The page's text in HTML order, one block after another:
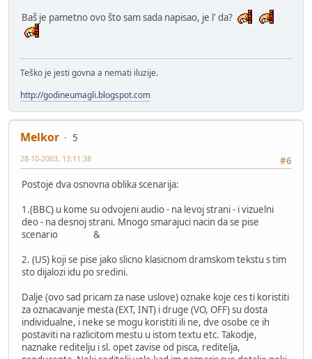
Baš je pametno ovo što sam sada napisao, je l' da?
Teško je jesti govna a nemati iluzije.
http://godineumagli.blogspot.com
Melkor
5
#6
28-10-2003, 13:11:38
Postoje dva osnovna oblika scenarija:
1.(BBC) u kome su odvojeni audio - na levoj strani - i vizuelni
deo - na desnoj strani. Mnogo smarajuci nacin da se pise
scenario &
2. (US) koji se pise jako slicno klasicnom dramskom tekstu s tim
sto dijalozi idu po sredini.
Dalje (ovo sad pricam za nase uslove) oznake koje ces ti koristiti
za oznacavanje mesta (EXT, INT) i druge (VO, OFF) su dosta
individualne, i neke se mogu koristiti ili ne, dve osobe ce ih
postaviti na razlicitom mestu u istom textu etc. Takodje,
naznake reditelju i sl. opet zavise od pisca, reditelja,